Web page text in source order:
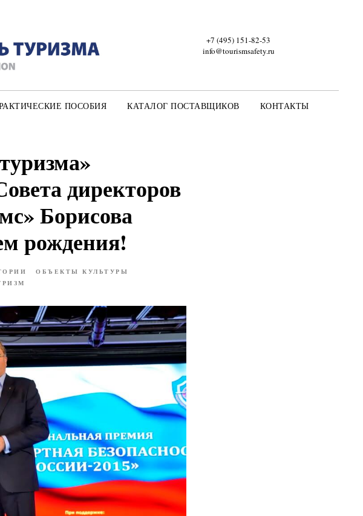
+7 (495) 151-82-53
info@tourismsafety.ru
ПОСОБИЯ КАТАЛОГ ПОСТАВЩИКОВ КОНТАКТЫ
директоров
Борисова
рождения!
ОБЪЕКТЫ КУЛЬТУРЫ